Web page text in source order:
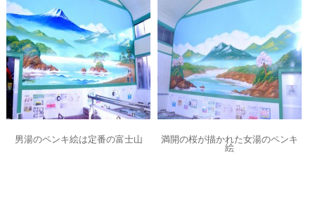
男湯のペンキ絵は定番の富士山
満開の桜が描かれた女湯のペンキ
絵